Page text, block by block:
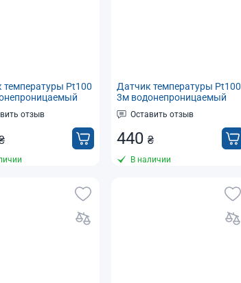
температуры Pt100
отзыв
Датчик температуры Pt100
3м водонепроницаемый
(термосопротивление)
-50...+200°C
Оставить отзыв
440₴
В наличии